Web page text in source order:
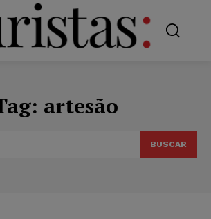
artesão
BUSCAR